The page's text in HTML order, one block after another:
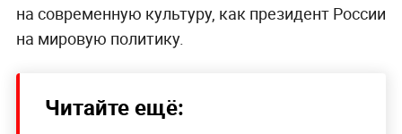
на современную культуру, как президент России
на мировую политику.
Читайте ещё: